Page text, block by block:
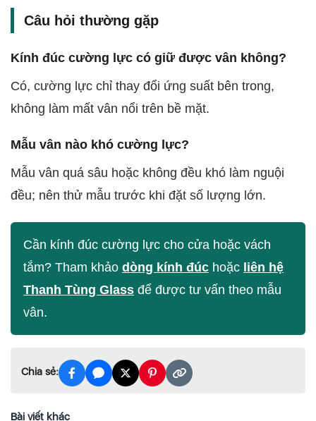
Câu hỏi thường gặp
Kính đúc cường lực có giữ được vân không?
Có, cường lực chỉ thay đổi ứng suất bên trong,
không làm mất vân nổi trên bề mặt.
Mẫu vân nào khó cường lực?
Mẫu vân quá sâu hoặc không đều khó làm nguội
đều; nên thử mẫu trước khi đặt số lượng lớn.
Cần kính đúc cường lực cho cửa hoặc vách
tắm? Tham khảo dòng kính đúc hoặc liên hệ
Thanh Tùng Glass để được tư vấn theo mẫu
vân.
Chia sẻ:
Bài viết khác